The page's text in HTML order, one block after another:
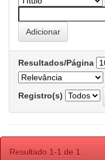
Resultados/Página
Registro(s)
Resultado 1-1 de 1.